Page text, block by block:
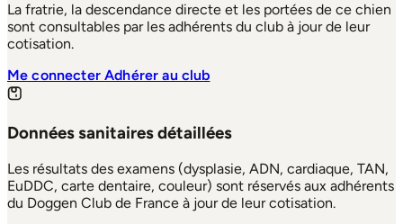
La fratrie, la descendance directe et les portées de ce chien
sont consultables par les adhérents du club à jour de leur
cotisation.
Me connecterAdhérer au club
Données sanitaires détaillées
Les résultats des examens (dysplasie, ADN, cardiaque, TAN,
EuDDC, carte dentaire, couleur) sont réservés aux adhérents
du Doggen Club de France à jour de leur cotisation.